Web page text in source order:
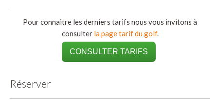
Pour connaitre les derniers tarifs nous vous invitons à
consulter la page tarif du golf.
CONSULTER TARIFS
Réserver